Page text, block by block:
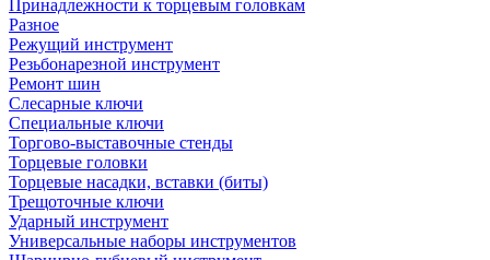
Принадлежности к торцевым головкам
Разное
Режущий инструмент
Резьбонарезной инструмент
Ремонт шин
Слесарные ключи
Специальные ключи
Торгово-выставочные стенды
Торцевые головки
Торцевые насадки, вставки (биты)
Трещоточные ключи
Ударный инструмент
Универсальные наборы инструментов